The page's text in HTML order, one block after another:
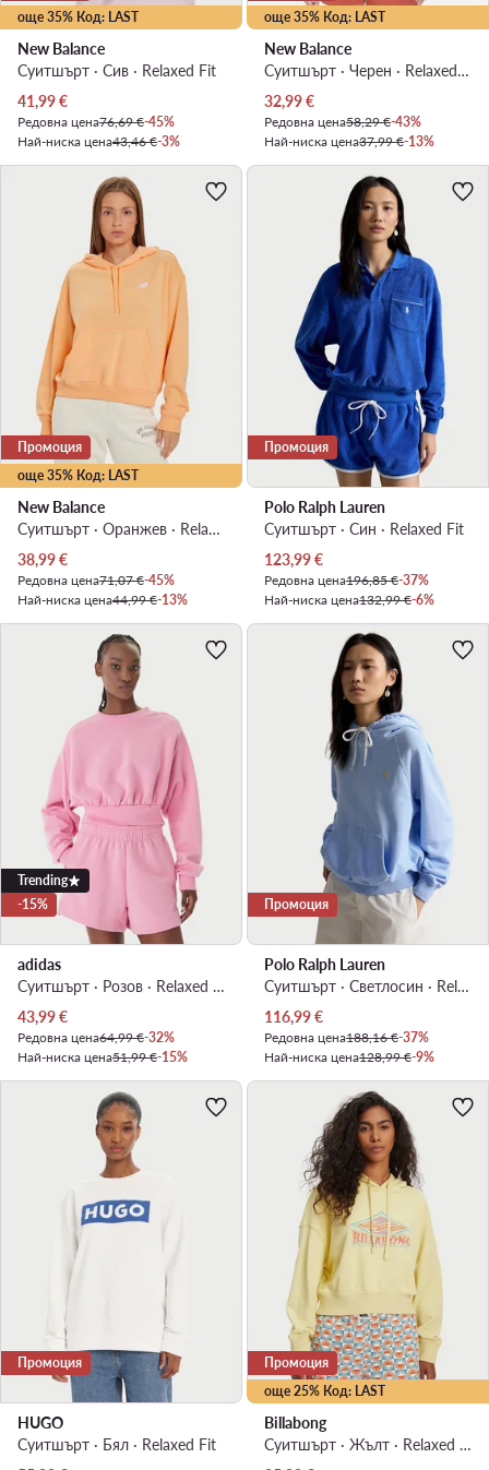
още 35% Код: LAST
New Balance
Суитшърт · Сив · Relaxed Fit
Актуална цена
41,99€
Редовна цена76,69 €-45%
Най-ниска цена43,46 €-3%
още 35% Код: LAST
New Balance
Суитшърт · Черен · Relaxed Fit
Актуална цена
32,99€
Редовна цена58,29 €-43%
Най-ниска цена37,99 €-13%
още 35% Код: LAST
Промоция
New Balance
Суитшърт · Оранжев · Relaxed Fit
Актуална цена
38,99€
Редовна цена71,07 €-45%
Най-ниска цена44,99 €-13%
Промоция
Polo Ralph Lauren
Суитшърт · Син · Relaxed Fit
Актуална цена
123,99€
Редовна цена196,85 €-37%
Най-ниска цена132,99 €-6%
Trending
-15%
adidas
Суитшърт · Розов · Relaxed Fit
Актуална цена
43,99€
Редовна цена64,99 €-32%
Най-ниска цена51,99 €-15%
Промоция
Polo Ralph Lauren
Суитшърт · Светлосин · Relaxed Fit
Актуална цена
116,99€
Редовна цена188,16 €-37%
Най-ниска цена128,99 €-9%
Промоция
HUGO
Суитшърт · Бял · Relaxed Fit
още 25% Код: LAST
Промоция
Billabong
Суитшърт · Жълт · Relaxed Fit